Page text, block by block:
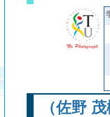
（佐野 茂